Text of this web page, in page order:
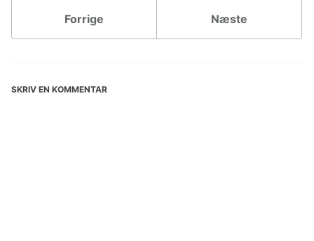
Forrige Næste
SKRIV EN KOMMENTAR